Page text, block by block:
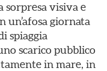
sorpresa visiva e
un’afosa giornata
spiaggia
scarico pubblico
in mare, in